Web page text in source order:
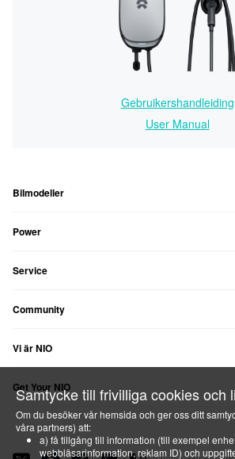
Samtycke till frivilliga cookies och
Om du besöker vår hemsida och ger oss ditt
våra partners) att:
a) få tillgång till information (till exempel
webbläsarinformation, reklam ID) och
Gebruikershandleiding
User Manual
Bilmodeller
Power
Service
Community
Vi är NIO
Blue Sky Coming Hållbarhet Nyheter
Get Your NIO
Get Your NIO NIO Subscription NIO